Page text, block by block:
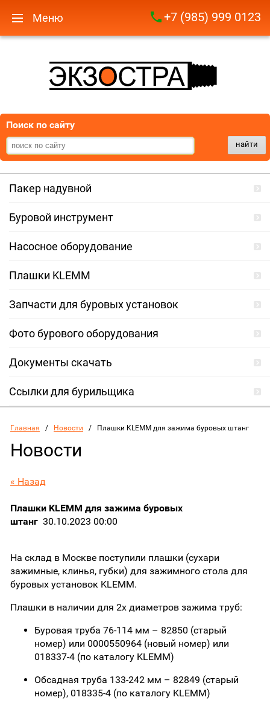
Меню +7 (985) 999 0123
Поиск по сайту
найти
Пакер надувной
Буровой инструмент
Насосное оборудование
Плашки KLEMM
Запчасти для буровых установок
Фото бурового оборудования
Документы скачать
Ссылки для бурильщика
Главная
   /
Новости
   /   Плашки KLEMM для зажима буровых штанг
Новости
« Назад
Плашки KLEMM для зажима буровых
штанг 30.10.2023 00:00
На склад в Москве поступили плашки (сухари
зажимные, клинья, губки) для зажимного стола для
буровых установок KLEMM.
Плашки в наличии для 2х диаметров зажима труб:
Буровая труба 76-114 мм – 82850 (старый
номер) или 0000550964 (новый номер) или
018337-4 (по каталогу KLEMM)
Обсадная труба 133-242 мм – 82849 (старый
номер), 018335-4 (по каталогу KLEMM)